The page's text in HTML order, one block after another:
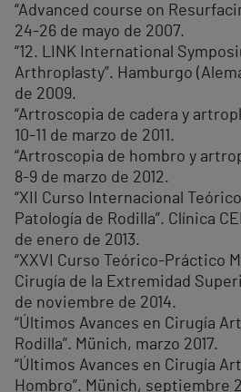
“Advanced course on
24-26 de mayo de 2007.
“12. LINK International
Arthroplasty”. Hamburgo
de 2009.
“Artroscopia de cadera y
10-11 de marzo de 2011.
“Artroscopia de hombro y
8-9 de marzo de 2012.
“XII Curso Internacional
Patología de Rodilla”. Clínica
de enero de 2013.
“XXVI Curso Teórico-Práctico
Cirugía de la Extremidad
de noviembre de 2014.
“Últimos Avances en Cirugía
Rodilla”. Münich, marzo 2017.
“Últimos Avances en Cirugía
Hombro”. Münich, septiembre